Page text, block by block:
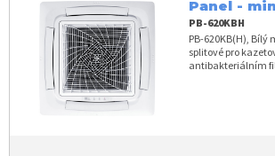
Panel -
PB-620KBH
PB-620KB(H), Bílý
splitové pro
antibakteriálním